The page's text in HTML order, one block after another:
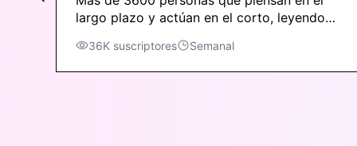
largo plazo y actúan en el corto, leyendo
desde hace más de 8 años.
36K suscriptores Semanal